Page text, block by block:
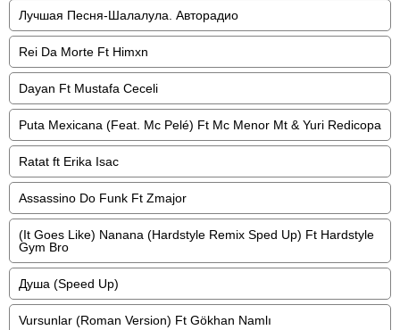
Лучшая Песня-Шалалула. Авторадио
Rei Da Morte Ft Himxn
Dayan Ft Mustafa Ceceli
Puta Mexicana (Feat. Mc Pelé) Ft Mc Menor Mt & Yuri Redicopa
Ratat ft Erika Isac
Assassino Do Funk Ft Zmajor
(It Goes Like) Nanana (Hardstyle Remix Sped Up) Ft Hardstyle
Gym Bro
Душа (Speed Up)
Vursunlar (Roman Version) Ft Gökhan Namlı